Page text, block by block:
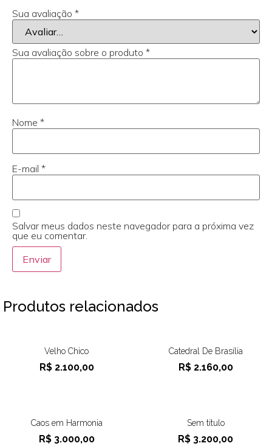
Sua avaliação *
Sua avaliação sobre o produto *
Nome *
E-mail *
Salvar meus dados neste navegador para a próxima vez
que eu comentar.
Produtos relacionados
Velho Chico
R$2.100,00
Catedral De Brasília
R$2.160,00
Caos em Harmonia
R$3.000,00
Sem título
R$ 3.200,00